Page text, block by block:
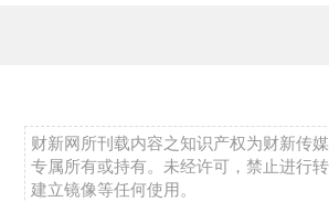
财新网所刊载内容之知识产权为财新传
专属所有或持有。未经许可，禁止进行
建立镜像等任何使用。